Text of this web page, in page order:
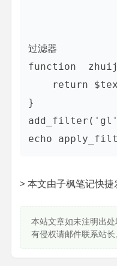
过滤器
function
}
echo
> 本文由子枫笔记快捷
本站文章如未注明出
有侵权请邮件联系站长